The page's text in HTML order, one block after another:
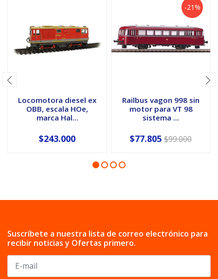
Locomotora diesel ex
OBB, escala HOe,
marca Hal...
$243.000
-21%
Railbus vagon 998 sin
motor para VT 98
sistema ...
$77.805 $99.000
Suscríbete a nuestra lista de correo electrónico para
recibir noticias y Ofertas primero.